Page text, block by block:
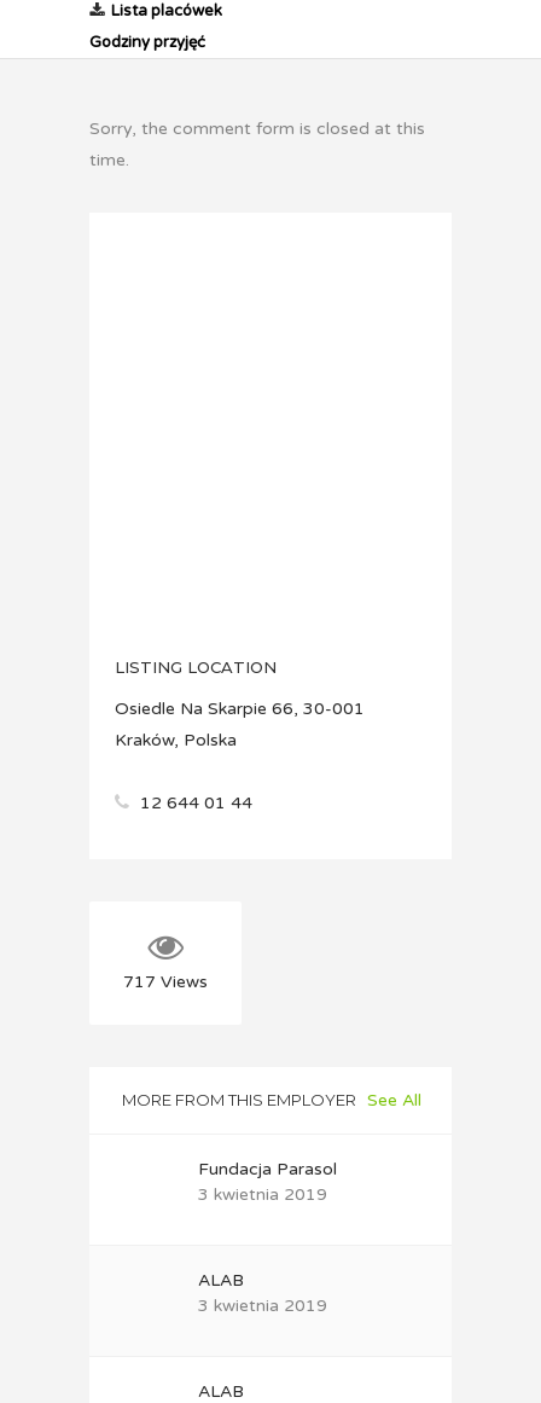
Lista placówek
Godziny przyjęć
Sorry, the comment form is closed at this
time.
LISTING LOCATION
Osiedle Na Skarpie 66, 30-001
Kraków, Polska
12 644 01 44
717 Views
MORE FROM THIS EMPLOYER See All
Fundacja Parasol
3 kwietnia 2019
ALAB
3 kwietnia 2019
ALAB